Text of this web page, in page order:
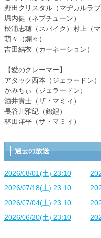
野田クリスタル（マヂカルラ
堀内健（ネプチューン）
松浦志穂（スパイク）村上（
萌々（爛々）
吉田結衣（カーネーション）
【愛のクレーマー】
アタック西本（ジェラードン
かみちぃ（ジェラードン）
酒井貴士（ザ・マミィ）
長谷川雅紀（錦鯉）
林田洋平（ザ・マミィ）
過去の放送
2026/08/01(土) 23:10
2026/07/18(土) 23:10
2026/07/04(土) 23:10
2026/06/20(土) 23:10